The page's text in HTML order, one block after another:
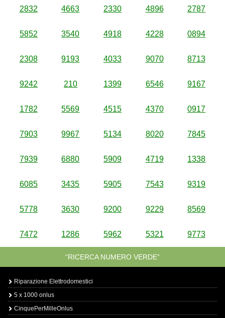
2832 4663 2330 4896 2787
5852 3540 4918 4228 0894
2308 9193 4033 9070 8713
9242 210 1399 6546 9167
1782 5569 4515 4370 0917
7903 9967 5134 8020 7845
7939 6880 5909 4719 1338
6085 3435 5905 7543 9319
5778 3630 9200 9229 8569
7472 1286 5962 5321 9773
“RICERCA NUMERO VERDE”
Riparazione Elettrodomestici
5 x 1000 onlus
CinquePerMilleOnlus